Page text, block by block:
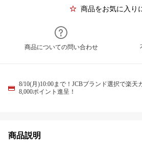
商品をお気に入り
商品についての問い合わせ
8/10(月)10:00まで！JCBブランド選択で楽天
8,000ポイント進呈！
商品説明